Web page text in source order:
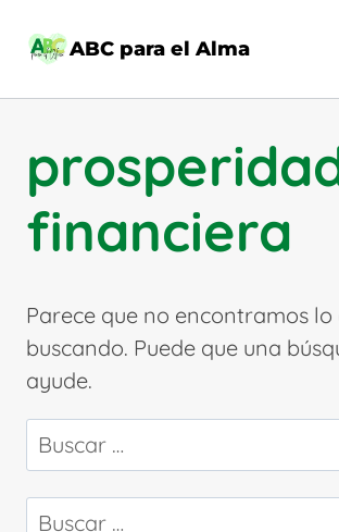
ABC para el Alma
financiera
Parece que no encontramos lo
buscando. Puede que una
ayude.
Buscar:
Buscar: